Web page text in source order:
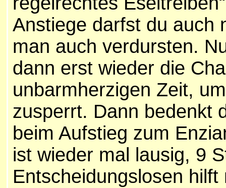
Anstiege darfst du auch
man auch verdursten.
dann erst wieder die
unbarmherzigen Zeit,
zusperrt. Dann bedenkt
beim Aufstieg zum
ist wieder mal lausig, 9
Entscheidungslosen